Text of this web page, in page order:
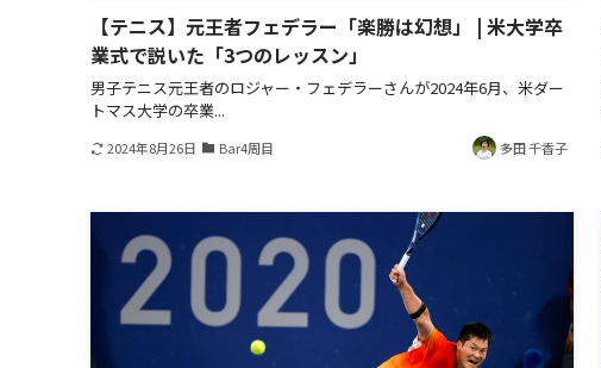
【テニス】元王者フェデラー「楽勝は幻想」 | 米大学卒
業式で説いた「3つのレッスン」
男子テニス元王者のロジャー・フェデラーさんが2024年6月、米ダー
トマス大学の卒業...
2024年8月26日 Bar4周目 多田 千香子